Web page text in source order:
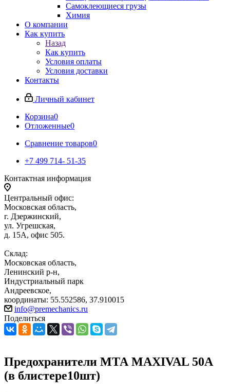
Самоклеющиеся грузы
Химия
О компании
Как купить
Назад
Как купить
Условия оплаты
Условия доставки
Контакты
Личный кабинет
Корзина0
Отложенные0
Сравнение товаров0
+7 499 714- 51-35
Контактная информация
Центральный офис:
Московская область,
г. Дзержинский,
ул. Угрешская,
д. 15А, офис 505.
Склад:
Московская область,
Ленинский р-н,
Индустриальный парк
Андреевское,
координаты: 55.552586, 37.910015
info@premechanics.ru
Поделиться
Предохранители МТА MAXIVAL 50A
(в блистере10шт)